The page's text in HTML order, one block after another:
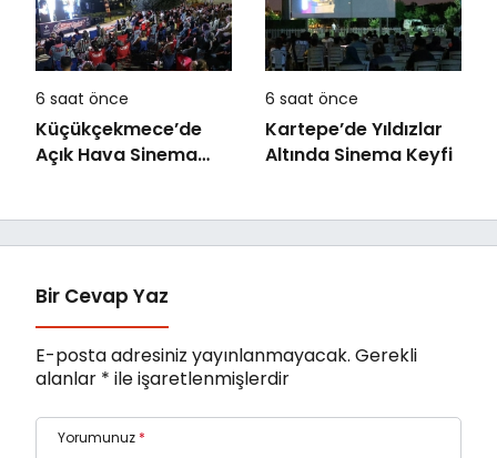
Karşıyaka”
6 saat önce
Küçükçekmece’de
Açık Hava Sinema
6 saat önce
Kartepe’de Yıldızlar
Altında Sinema Keyfi
Bir Cevap Yaz
E-posta adresiniz yayınlanmayacak. Gerekli
alanlar * ile işaretlenmişlerdir
Yorumunuz *